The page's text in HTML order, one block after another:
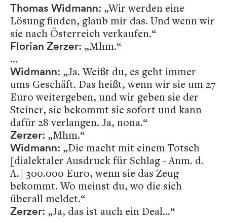
Thomas Widmann: „Wir werden eine
Lösung finden, glaub mir das. Und wenn wir
sie nach Österreich verkaufen.“
Florian Zerzer: „Mhm.“
...
Widmann: „Ja. Weißt du, es geht immer
ums Geschäft. Das heißt, wenn wir sie um 27
Euro weitergeben, und wir geben sie der
Steiner, sie bekommt sie sofort und kann
dafür 28 verlangen. Ja, nona.“
Zerzer: „Mhm.“
Widmann: „Die macht mit einem Totsch
[dialektaler Ausdruck für Schlag - Anm. d.
A.] 300.000 Euro, wenn sie das Zeug
bekommt. Wo meinst du, wo die sich
überall meldet.“
Zerzer: „Ja, das ist auch ein Deal…“